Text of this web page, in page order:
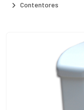
Contentores